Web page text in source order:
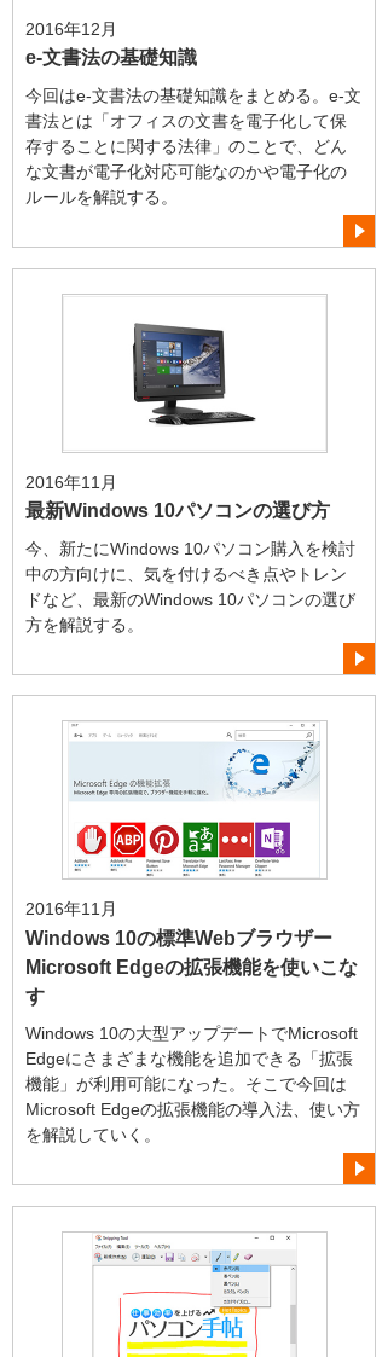
2016年12月
e-文書法の基礎知識
今回はe-文書法の基礎知識をまとめる。e-文
書法とは「オフィスの文書を電子化して保
存することに関する法律」のことで、どん
な文書が電子化対応可能なのかや電子化の
ルールを解説する。
2016年11月
最新Windows 10パソコンの選び方
今、新たにWindows 10パソコン購入を検討
中の方向けに、気を付けるべき点やトレン
ドなど、最新のWindows 10パソコンの選び
方を解説する。
2016年11月
Windows 10の標準Webブラウザー
Microsoft Edgeの拡張機能を使いこな
す
Windows 10の大型アップデートでMicrosoft
Edgeにさまざまな機能を追加できる「拡張
機能」が利用可能になった。そこで今回は
Microsoft Edgeの拡張機能の導入法、使い方
を解説していく。